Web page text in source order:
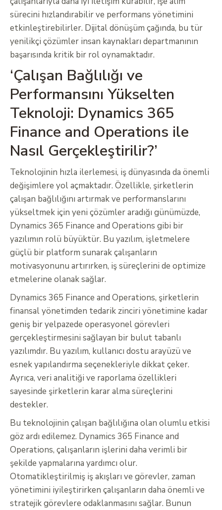
sürecini hızlandırabilir ve performans yönetimini
etkinleştirebilirler. Dijital dönüşüm çağında, bu tür
yenilikçi çözümler insan kaynakları departmanının
başarısında kritik bir rol oynamaktadır.
‘Çalışan Bağlılığı ve
Performansını Yükselten
Teknoloji: Dynamics 365
Finance and Operations ile
Nasıl Gerçekleştirilir?’
Teknolojinin hızla ilerlemesi, iş dünyasında da önemli
değişimlere yol açmaktadır. Özellikle, şirketlerin
çalışan bağlılığını artırmak ve performanslarını
yükseltmek için yeni çözümler aradığı günümüzde,
Dynamics 365 Finance and Operations gibi bir
yazılımın rolü büyüktür. Bu yazılım, işletmelere
güçlü bir platform sunarak çalışanların
motivasyonunu artırırken, iş süreçlerini de optimize
etmelerine olanak sağlar.
Dynamics 365 Finance and Operations, şirketlerin
finansal yönetimden tedarik zinciri yönetimine kadar
geniş bir yelpazede operasyonel görevleri
gerçekleştirmesini sağlayan bir bulut tabanlı
yazılımdır. Bu yazılım, kullanıcı dostu arayüzü ve
esnek yapılandırma seçenekleriyle dikkat çeker.
Ayrıca, veri analitiği ve raporlama özellikleri
sayesinde şirketlerin karar alma süreçlerini
destekler.
Bu teknolojinin çalışan bağlılığına olan olumlu etkisi
göz ardı edilemez. Dynamics 365 Finance and
Operations, çalışanların işlerini daha verimli bir
şekilde yapmalarına yardımcı olur.
Otomatikleştirilmiş iş akışları ve görevler, zaman
yönetimini iyileştirirken çalışanların daha önemli ve
stratejik görevlere odaklanmasını sağlar. Bunun